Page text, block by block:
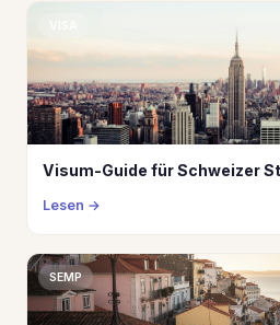
Visum-Guide für Schweizer
Lesen
SEMP